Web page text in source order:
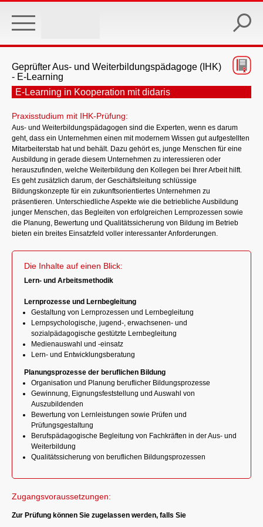
main
Geprüfter Aus- und Weiterbildungspädagoge (IHK)
- E-Learning
E-Learning in Kooperation mit didaris
Praxisstudium mit IHK-Prüfung:
Aus- und Weiterbildungspädagogen sind die Experten, wenn es darum
geht, dass ein Unternehmen einen mit modernem Wissen gut aufgestellten
Mitarbeiterstab hat und behält. Dazu gehört es, junge Menschen für eine
Ausbildung in gerade diesem Unternehmen zu interessieren oder
herauszufinden, welche Weiterbildung den Kollegen bei Ihrer Arbeit hilft.
Es geht zusätzlich darum, der Geschäftsleitung schlüssige
Bildungskonzepte für ein zukunftsorientiertes Unternehmen zu
präsentieren. Unterschiedliche Aspekte wie die betriebliche Ausbildung
junger Menschen, das Begleiten von erfolgreichen Lernprozessen sowie
die Planung, Bewertung und Qualitätssicherung von Bildung im Betrieb
bieten ein breites Einsatzfeld voller interessanter Anforderungen.
Die Inhalte auf einen Blick:
Lern- und Arbeitsmethodik
Lernprozesse und Lernbegleitung
Gestaltung von Lernprozessen und Lernbegleitung
Lernpsychologische, jugend-, erwachsenen- und
sozialpädagogische gestützte Lernbegleitung
Medienauswahl und -einsatz
Lern- und Entwicklungsberatung
Planungsprozesse der beruflichen Bildung
Organisation und Planung beruflicher Bildungsprozesse
Gewinnung, Eignungsfeststellung und Auswahl von
Auszubildenden
Bewertung von Lernleistungen sowie Prüfen und
Prüfungsgestaltung
Berufspädagogische Begleitung von Fachkräften in der Aus- und
Weiterbildung
Qualitätssicherung von beruflichen Bildungsprozessen
Zugangsvoraussetzungen:
Zur Prüfung können Sie zugelassen werden, falls Sie